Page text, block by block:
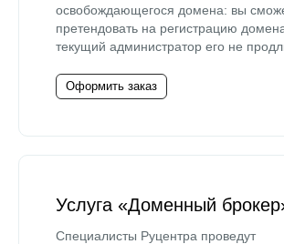
освобождающегося домена: вы
претендовать на регистрацию
текущий администратор его не
Оформить заказ
Услуга «Доменный
Специалисты Руцентра проведут